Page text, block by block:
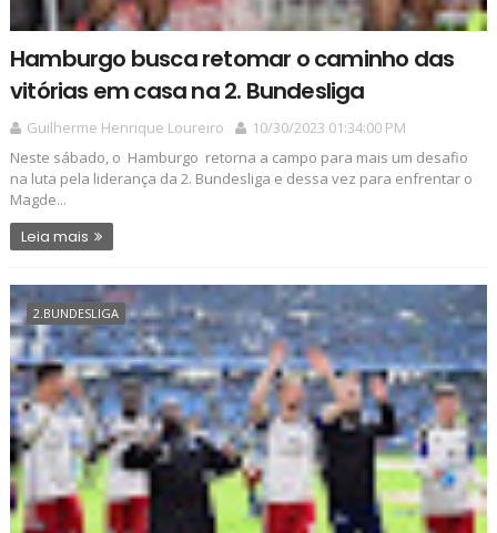
Hamburgo busca retomar o caminho das
vitórias em casa na 2. Bundesliga
Guilherme Henrique Loureiro
10/30/2023 01:34:00 PM
Neste sábado, o Hamburgo retorna a campo para mais um desafio
na luta pela liderança da 2. Bundesliga e dessa vez para enfrentar o
Magde...
Leia mais
2.BUNDESLIGA